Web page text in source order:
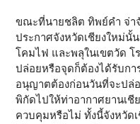
ขณะที่นายชลิต ทิพย์คำ จ่า
ประกาศจังหวัดเชียงใหม่นั้
โคมไฟ และพลุในเขตวัด โ
ปล่อยหรือจุดก็ต้องได้รับก
อนุญาตต้องก่อนวันที่จะปล่อ
พิกัดไปให้ท่าอากาศยานเชี
ควบคุมหรือไม่ ทั้งนี้จังหวัด